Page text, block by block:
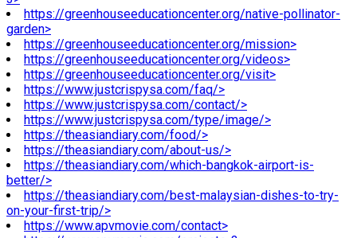
https://greenhouseeducationcenter.org/native-pollinator-
garden>
https://greenhouseeducationcenter.org/mission>
https://greenhouseeducationcenter.org/videos>
https://greenhouseeducationcenter.org/visit>
https://www.justcrispysa.com/faq/>
https://www.justcrispysa.com/contact/>
https://www.justcrispysa.com/type/image/>
https://theasiandiary.com/food/>
https://theasiandiary.com/about-us/>
https://theasiandiary.com/which-bangkok-airport-is-
better/>
https://theasiandiary.com/best-malaysian-dishes-to-try-
on-your-first-trip/>
https://www.apvmovie.com/contact>